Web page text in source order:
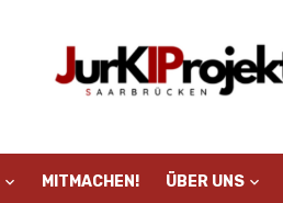
MITMACHEN! ÜBER UNS